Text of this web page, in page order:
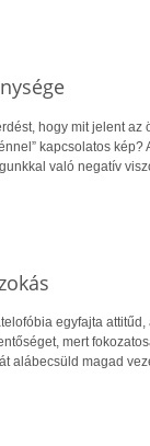
hogy mit jelent
kapcsolatos
való negatív
egyfajta
mert
alábecsüld magad